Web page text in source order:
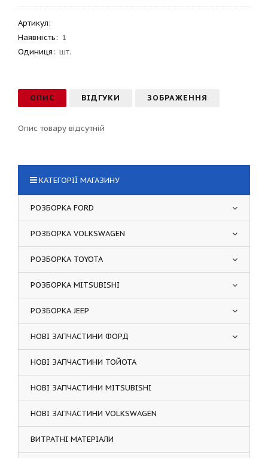
Артикул:
Наявність: 1
Одиниця: шт.
ОПИС ВІДГУКИ ЗОБРАЖЕННЯ
Опис товару відсутній
КАТЕГОРІЇ МАГАЗИНУ
РОЗБОРКА FORD
РОЗБОРКА VOLKSWAGEN
РОЗБОРКА TOYOTA
РОЗБОРКА MITSUBISHI
РОЗБОРКА JEEP
НОВІ ЗАПЧАСТИНИ ФОРД
НОВІ ЗАПЧАСТИНИ ТОЙОТА
НОВІ ЗАПЧАСТИНИ MITSUBISHI
НОВІ ЗАПЧАСТИНИ VOLKSWAGEN
ВИТРАТНІ МАТЕРІАЛИ